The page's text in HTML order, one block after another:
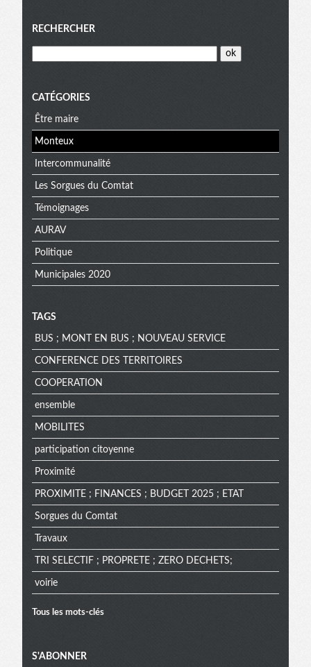
Menu
RECHERCHER
CATÉGORIES
Être maire
Monteux
Intercommunalité
Les Sorgues du Comtat
Témoignages
AURAV
Politique
Municipales 2020
TAGS
BUS ; MONT EN BUS ; NOUVEAU SERVICE
CONFERENCE DES TERRITOIRES
COOPERATION
ensemble
MOBILITES
participation citoyenne
Proximité
PROXIMITE ; FINANCES ; BUDGET 2025 ; ETAT
Sorgues du Comtat
Travaux
TRI SELECTIF ; PROPRETE ; ZERO DECHETS;
voirie
Tous les mots-clés
S'ABONNER